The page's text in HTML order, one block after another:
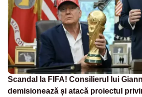
Scandal la FIFA! Consilierul lui
demisionează și atacă proiectul